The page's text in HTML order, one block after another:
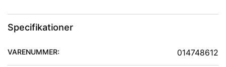
Specifikationer
VARENUMMER: 014748612